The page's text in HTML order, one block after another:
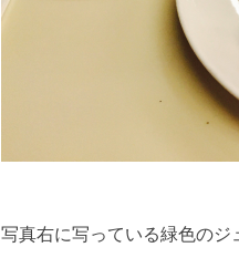
写真右に写っている緑色のジ